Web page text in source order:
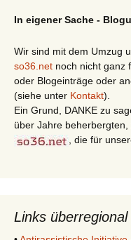
In eigener Sache -
Wir sind mit dem Umzug
so36.net noch nicht ganz
oder Blogeinträge oder
(siehe unter Kontakt).
Ein Grund, DANKE zu
über Jahre
, die für
Links überregional